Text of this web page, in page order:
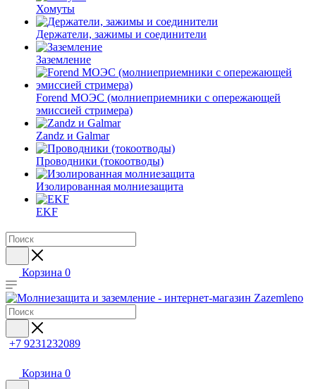
Хомуты
Держатели, зажимы и соединители
Заземление
Forend МОЭС (молниеприемники с опережающей
эмиссией стримера)
Zandz и Galmar
Проводники (токоотводы)
Изолированная молниезащита
EKF
Корзина 0
+7 9231232089
Корзина 0